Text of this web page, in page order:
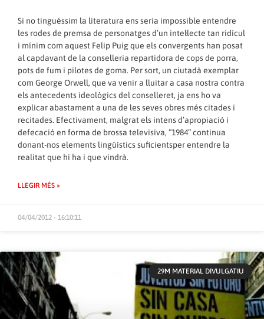
Si no tinguéssim la literatura ens seria impossible entendre
les rodes de premsa de personatges d’un intel·lecte tan ridícul
i mínim com aquest Felip Puig que els convergents han posat
al capdavant de la conselleria repartidora de cops de porra,
pots de fum i pilotes de goma. Per sort, un ciutadà exemplar
com George Orwell, que va venir a lluitar a casa nostra contra
els antecedents ideològics del conselleret, ja ens ho va
explicar abastament a una de les seves obres més citades i
recitades. Efectivament, malgrat els intens d’apropiació i
defecació en forma de brossa televisiva, “1984” continua
donant-nos elements lingüístics suficientsper entendre la
realitat que hi ha i que vindrà.
LLEGIR MÉS »
04/04/2012 - 16:10:11
29M MATERIAL DIVULGATIU